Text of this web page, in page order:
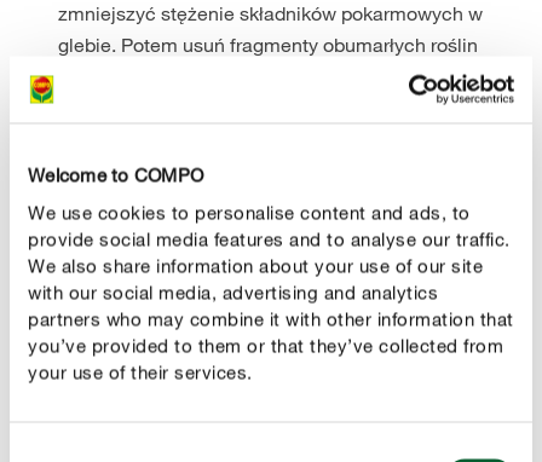
Welcome to COMPO
We use cookies to personalise content and ads, to
provide social media features and to analyse our traffic.
We also share information about your use of our site
with our social media, advertising and analytics
partners who may combine it with other information that
you’ve provided to them or that they’ve collected from
your use of their services.
zmniejszyć stężenie składników pokarmowych w
glebie. Potem usuń fragmenty obumarłych roślin
grabiami lub wertykulatorem, a na koniec
równomiernie rozsiej nasiona. Więcej praktycznych
znajdziesz w naszym artykule
Co dzieje się w momencie przenawożenia trawnika?
Dlaczego przenawożenie jest tak szkodliwe? Jeśli masz
psa, który regularnie załatwia się na trawniku, zapewne
znasz problem żółtych plam. To efekt działania dużej
ilości soli mineralnych –
soli – zamiast korzystać z wody, tracą ją i… usychają.